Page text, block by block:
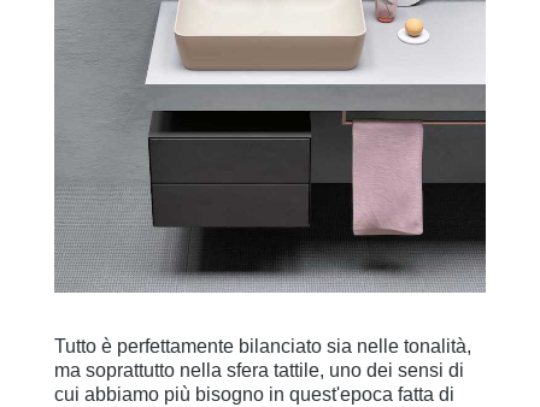
Tutto è perfettamente bilanciato sia nelle tonalità,
ma soprattutto nella sfera tattile, uno dei sensi di
cui abbiamo più bisogno in quest'epoca fatta di